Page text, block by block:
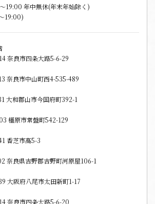
19:00 年中無休(年末年始除く)
19:00)
奈良市四条大路5-6-29
奈良市中山町西4-535-489
大和郡山市今国府町392-1
橿原市常盤町542-129
香芝市高5-3
奈良県吉野郡吉野町河原屋106-1
大阪府八尾市太田新町1-17
奈良市四条大路5-6-20